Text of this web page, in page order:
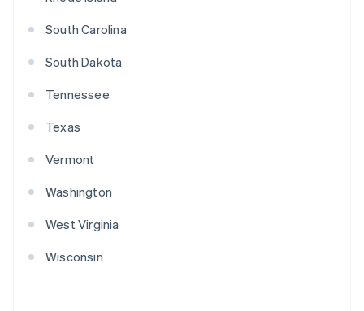
South Carolina
South Dakota
Tennessee
Texas
Vermont
Washington
West Virginia
Wisconsin